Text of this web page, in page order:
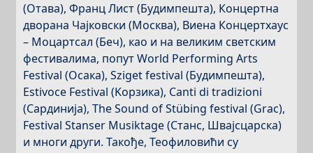
(Отава), Франц Лист (Будимпешта), Концертна
дворана Чајковски (Москва), Виена Концертхаус
– Моцартсал (Беч), као и на великим светским
фестивалима, попут World Performing Arts
Festival (Oсака), Sziget festival (Будимпешта),
Estivoce Festival (Koрзика), Canti di tradizioni
(Сардинија), The Sound of Stübing festival (Grac),
Festival Stanser Musiktage (Станс, Швајсцарска)
и многи други. Такође, Теофиловићи су